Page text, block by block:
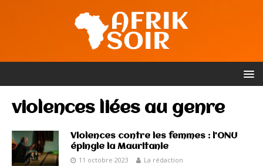
violences liées au genre
Violences contre les femmes : l’ONU
épingle la Mauritanie
11 octobre 2023 La rédaction